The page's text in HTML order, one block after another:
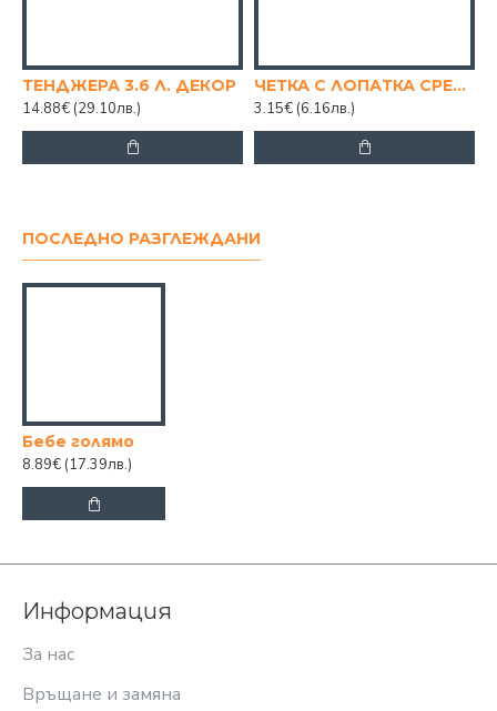
ТЕНДЖЕРА 3.6 Л. ДЕКОР
14.88€ (29.10лв.)
ЧЕТКА С ЛОПАТКА СРЕДНА
3.15€ (6.16лв.)
ПОСЛЕДНО РАЗГЛЕЖДАНИ
Бебе голямо
8.89€ (17.39лв.)
Информация
За нас
Връщане и замяна